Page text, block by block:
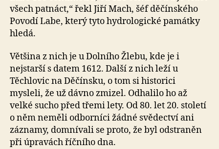
všech patnáct,“ řekl Jiří Mach, šéf děčínského
Povodí Labe, který tyto hydrologické památky
hledá.
Většina z nich je u Dolního Žlebu, kde je i
nejstarší s datem 1612. Další z nich leží u
Těchlovic na Děčínsku, o tom si historici
mysleli, že už dávno zmizel. Odhalilo ho až
velké sucho před třemi lety. Od 80. let 20. století
o něm neměli odborníci žádné svědectví ani
záznamy, domnívali se proto, že byl odstraněn
při úpravách říčního dna.